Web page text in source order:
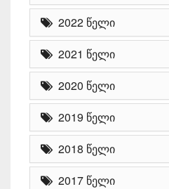
2022 წელი
2021 წელი
2020 წელი
2019 წელი
2018 წელი
2017 წელი